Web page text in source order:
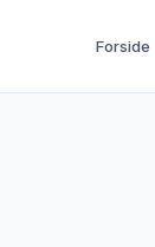
Forside